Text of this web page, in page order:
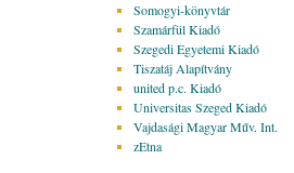
Somogyi-könyvtár
Szamárfül Kiadó
Szegedi Egyetemi Kiadó
Tiszatáj Alapítvány
united p.c. Kiadó
Universitas Szeged Kiadó
Vajdasági Magyar Műv. Int.
zEtna